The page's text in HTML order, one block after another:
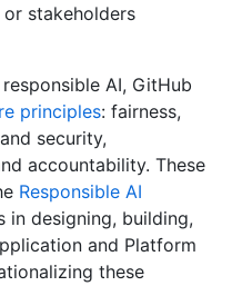
stakeholders
AI, GitHub
principles: fairness,
security,
accountability. These
Responsible AI
in designing, building,
and Platform
these